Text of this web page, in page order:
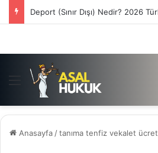
Deport (Sınır Dışı) Nedir? 2026
Menü
Anasayfa /tanıma tenfiz vekalet